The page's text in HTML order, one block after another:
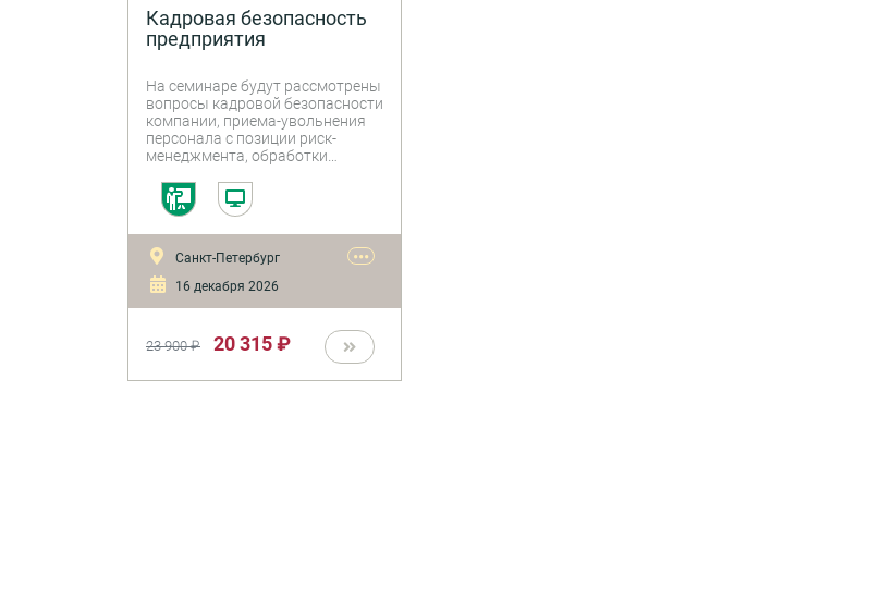
Кадровая безопасность
предприятия
На семинаре будут рассмотрены
вопросы кадровой безопасности
компании, приема-увольнения
персонала с позиции риск-
менеджмента, обработки
работников, управление
кадровыми рисками.
Санкт-Петербург
16 декабря 2026
•••
23 900 ₽ 20 315 ₽